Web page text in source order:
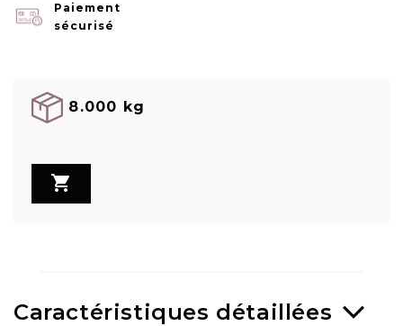
Paiement
sécurisé
8.000 kg

Caractéristiques détaillées